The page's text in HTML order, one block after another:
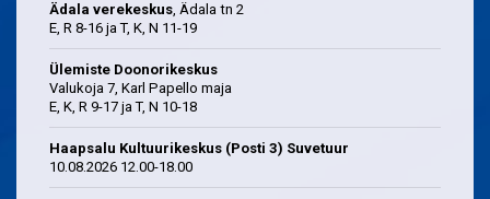
Ädala verekeskus, Ädala tn 2
E, R 8-16 ja T, K, N 11-19
Ülemiste Doonorikeskus
Valukoja 7, Karl Papello maja
E, K, R 9-17 ja T, N 10-18
Haapsalu Kultuurikeskus (Posti 3) Suvetuur
10.08.2026 12.00-18.00